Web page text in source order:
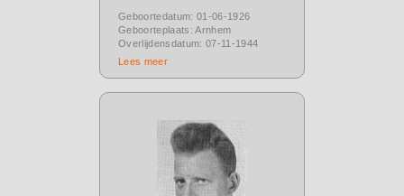
Geboortedatum: 01-06-1926
Geboorteplaats: Arnhem
Overlijdensdatum: 07-11-1944
Lees meer